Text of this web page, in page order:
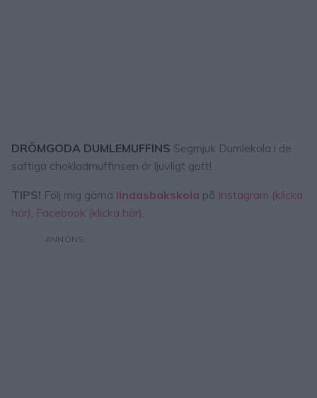
DRÖMGODA DUMLEMUFFINS Segmjuk Dumlekola i de
saftiga chokladmuffinsen är ljuvligt gott!
TIPS! Följ mig gärna lindasbakskola på Instagram (klicka
här), Facebook (klicka här).